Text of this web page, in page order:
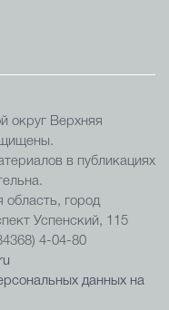
округ Верхняя
в публикациях
область, город
Успенский, 115
4-04-80
данных на